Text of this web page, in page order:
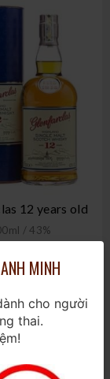
12 years old
/ 43%
MINH
cho người
thai.